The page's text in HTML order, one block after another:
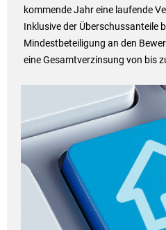
kommende Jahr eine laufende
Inklusive der Überschussanteile
Mindestbeteiligung an den
eine Gesamtverzinsung von bis